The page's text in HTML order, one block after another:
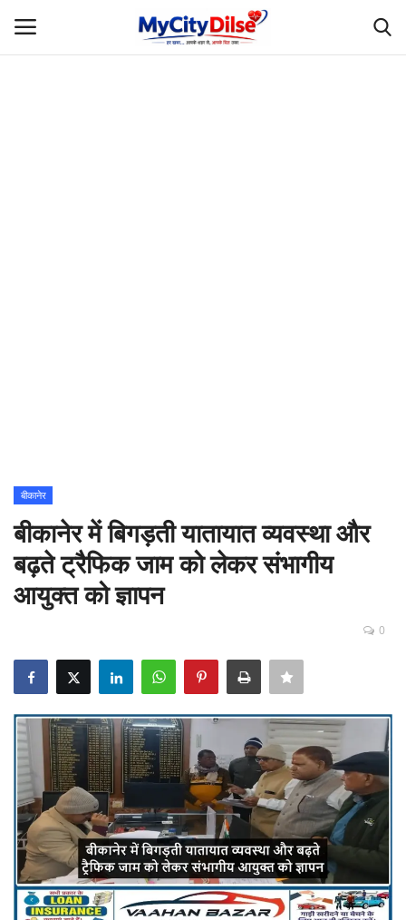
शिक्षा
Rajasthani Influencers
देश
ऑटोमोबाइल
मनोरंजन
पॉलिटिक्स
धर्म
बिजनेस
टेक ज्ञान
बीकानेर
बीकानेर में बिगड़ती यातायात व्यवस्था और
बढ़ते ट्रैफिक जाम को लेकर संभागीय
आयुक्त को ज्ञापन
0